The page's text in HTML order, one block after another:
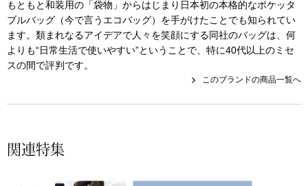
集
その他
ウオッチ
もともと和装用の「袋物」からはじまり日本初の本格的なポケッタ
ブルバッグ（今で言うエコバッグ）を手がけたことでも知られてい
ます。類まれなるアイデアで人々を笑顔にする同社のバッグは、何
よりも“日常生活で使いやすい”ということで、特に40代以上のミセ
スの間で評判です。
このブランドの商品一覧へ
関連特集